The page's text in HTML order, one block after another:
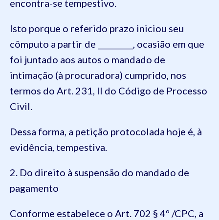
encontra-se tempestivo.
Isto porque o referido prazo iniciou seu
cômputo a partir de _________, ocasião em que
foi juntado aos autos o mandado de
intimação (à procuradora) cumprido, nos
termos do Art. 231, II do Código de Processo
Civil.
Dessa forma, a petição protocolada hoje é, à
evidência, tempestiva.
2. Do direito à suspensão do mandado de
pagamento
Conforme estabelece o Art. 702 § 4º /CPC, a